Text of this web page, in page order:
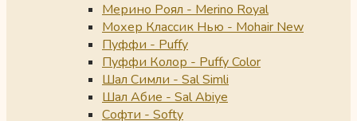
Мерино Роял - Merino Royal
Мохер Классик Нью - Mohair New
Пуффи - Puffy
Пуффи Колор - Puffy Color
Шал Симли - Sal Simli
Шал Абие - Sal Abiye
Софти - Softy